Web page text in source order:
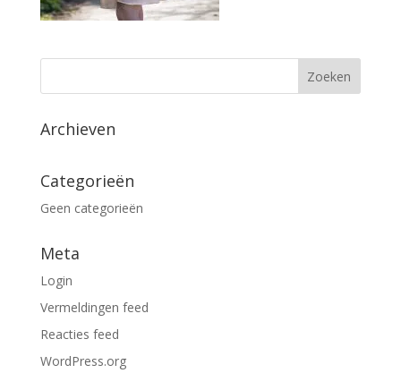
Archieven
Categorieën
Geen categorieën
Meta
Login
Vermeldingen feed
Reacties feed
WordPress.org